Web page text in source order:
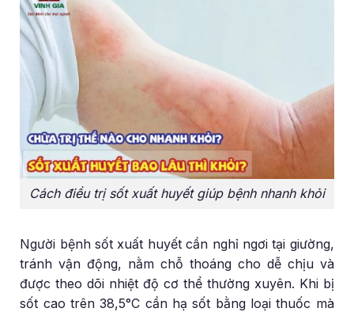
Cách điều trị sốt xuất huyết giúp bệnh nhanh khỏi
Người bệnh sốt xuất huyết cần nghỉ ngơi tại giường,
tránh vận động, nằm chỗ thoáng cho dễ chịu và
được theo dõi nhiệt độ cơ thể thường xuyên. Khi bị
sốt cao trên 38,5°C cần hạ sốt bằng loại thuốc mà